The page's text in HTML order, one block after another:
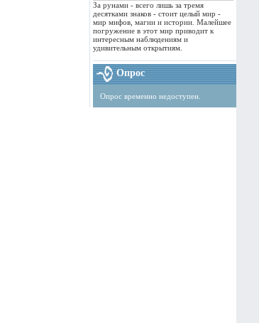
За рунами - всего лишь за тремя
десятками знаков - стоит целый мир -
мир мифов, магии и истории. Малейшее
погружение в этот мир приводит к
интересным наблюдениям и
удивительным открытиям.
Опрос
Опрос временно недоступен.